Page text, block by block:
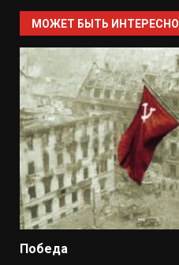
МОЖЕТ БЫТЬ ИНТЕРЕСНО
Победа